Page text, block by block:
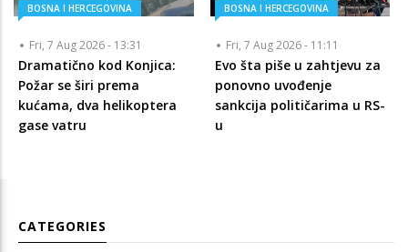
BOSNA I HERCEGOVINA
Fri, 7 Aug 2026 - 13:31
Dramatično kod Konjica:
Požar se širi prema
kućama, dva helikoptera
gase vatru
BOSNA I HERCEGOVINA
Fri, 7 Aug 2026 - 11:11
Evo šta piše u zahtjevu za
ponovno uvođenje
sankcija političarima u RS-
u
CATEGORIES